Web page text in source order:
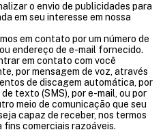
o envio de publicidades para
em seu interesse em nossa
em contato por um número de
endereço de e-mail fornecido.
em contato com você
por mensagem de voz, através
de discagem automática, por
texto (SMS), por e-mail, ou por
meio de comunicação que seu
capaz de receber, nos termos
fins comerciais razoáveis.